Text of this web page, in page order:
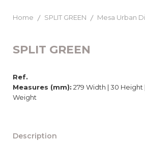
Home SPLIT GREEN Mesa Urban
SPLIT GREEN
Ref.
Measures (mm): 279 Width | 30 Height
Weight
Description